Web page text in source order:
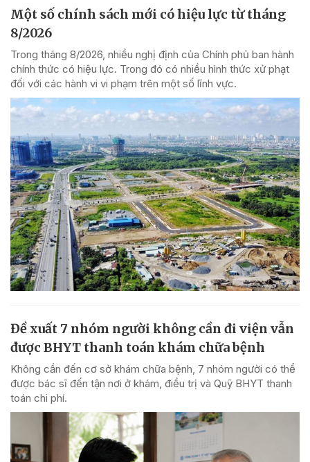
Một số chính sách mới có hiệu lực từ tháng
8/2026
Trong tháng 8/2026, nhiều nghị định của Chính phủ ban hành
chính thức có hiệu lực. Trong đó có nhiều hình thức xử phạt
đối với các hành vi vi phạm trên một số lĩnh vực.
Đề xuất 7 nhóm người không cần đi viện vẫn
được BHYT thanh toán khám chữa bệnh
Không cần đến cơ sở khám chữa bệnh, 7 nhóm người có thể
được bác sĩ đến tận nơi ở khám, điều trị và Quỹ BHYT thanh
toán chi phí.